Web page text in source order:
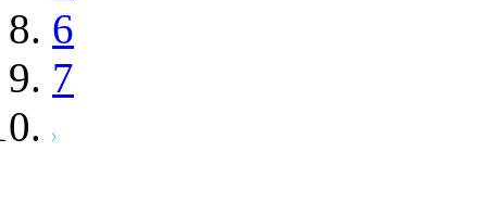
6
7